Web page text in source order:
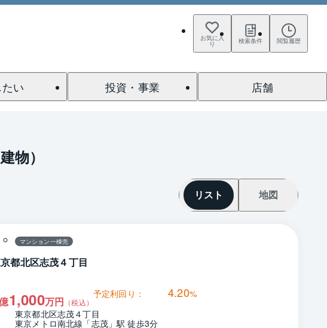
お気に入
り 検索条件 閲覧履歴
い 投資・事業 店舗
物）
リスト 地図
マンション一棟売
都北区志茂４丁目
1,000万円 （税込）
予定利回り： 4.20%
東京都北区志茂４丁目
東京メトロ南北線「志茂」駅 徒歩3分